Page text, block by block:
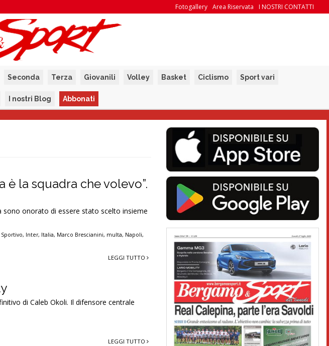
I NOSTRI CONTATTI
Area Riservata
Fotogallery
Seconda Terza Giovanili Volley Basket Ciclismo Sport vari
I nostri Blog Abbonati
è la squadra che volevo”.
sono onorato di essere stato scelto insieme
, Inter, Italia, Marco Brescianini, multa, Napoli,
LEGGI TUTTO
di Caleb Okoli. Il difensore centrale
LEGGI TUTTO